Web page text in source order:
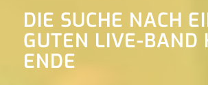
DIE SUCHE NACH
GUTEN LIVE-BAND
ENDE